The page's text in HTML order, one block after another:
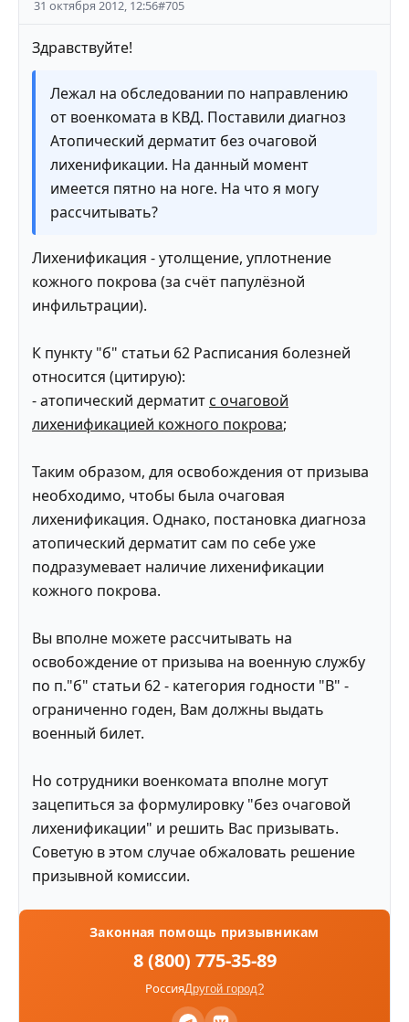
31 октября 2012, 12:56#705
Здравствуйте!
Лежал на обследовании по направлению
от военкомата в КВД. Поставили диагноз
Атопический дерматит без очаговой
лихенификации. На данный момент
имеется пятно на ноге. На что я могу
рассчитывать?
Лихенификация - утолщение, уплотнение
кожного покрова (за счёт папулёзной
инфильтрации).
К пункту "б" статьи 62 Расписания болезней
относится (цитирую):
- атопический дерматитс очаговой
лихенификацией кожного покрова;
Таким образом, для освобождения от призыва
необходимо, чтобы была очаговая
лихенификация. Однако, постановка диагноза
атопический дерматит сам по себе уже
подразумевает наличие лихенификации
кожного покрова.
Вы вполне можете рассчитывать на
освобождение от призыва на военную службу
по п."б" статьи 62 - категория годности "В" -
ограниченно годен, Вам должны выдать
военный билет.
Но сотрудники военкомата вполне могут
зацепиться за формулировку "без очаговой
лихенификации" и решить Вас призывать.
Советую в этом случае обжаловать решение
призывной комиссии.
Законная помощь призывникам
8 (800) 775-35-89
РоссияДругой город?